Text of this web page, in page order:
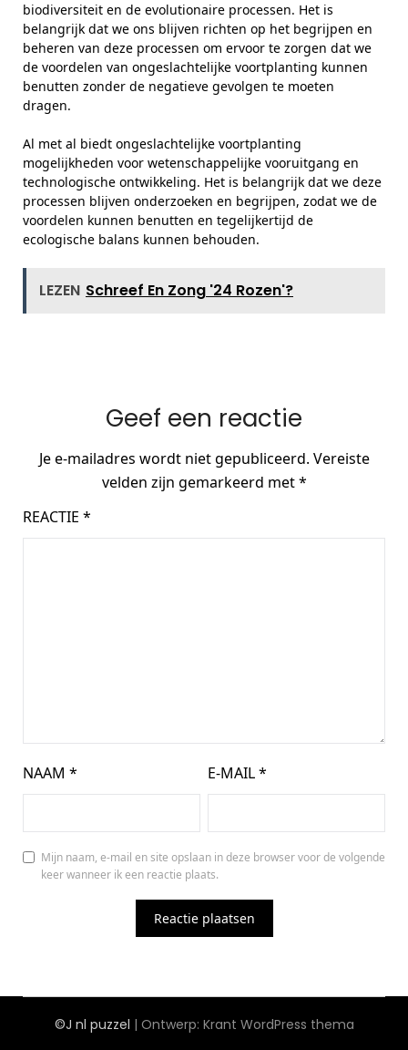
biodiversiteit en de evolutionaire processen. Het is
belangrijk dat we ons blijven richten op het begrijpen en
beheren van deze processen om ervoor te zorgen dat we
de voordelen van ongeslachtelijke voortplanting kunnen
benutten zonder de negatieve gevolgen te moeten
dragen.
Al met al biedt ongeslachtelijke voortplanting
mogelijkheden voor wetenschappelijke vooruitgang en
technologische ontwikkeling. Het is belangrijk dat we deze
processen blijven onderzoeken en begrijpen, zodat we de
voordelen kunnen benutten en tegelijkertijd de
ecologische balans kunnen behouden.
LEZEN Schreef En Zong '24 Rozen'?
Geef een reactie
Je e-mailadres wordt niet gepubliceerd. Vereiste
velden zijn gemarkeerd met*
REACTIE *
NAAM * E-MAIL*
Mijn naam, e-mail en site opslaan in deze browser voor de volgende
keer wanneer ik een reactie plaats.
©J nl puzzel | Ontwerp: Krant WordPress thema